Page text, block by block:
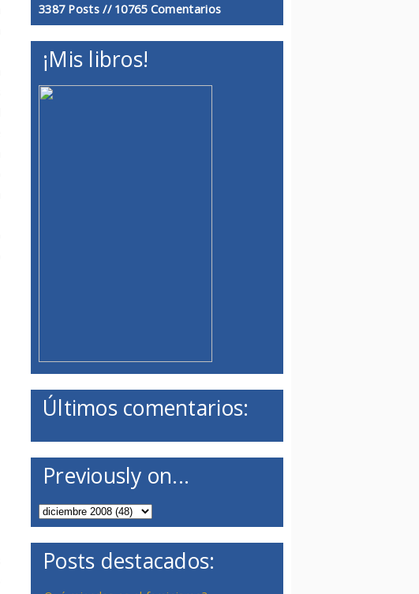
3387 Posts // 10765 Comentarios
¡Mis libros!
Últimos comentarios:
Previously on...
Posts destacados: